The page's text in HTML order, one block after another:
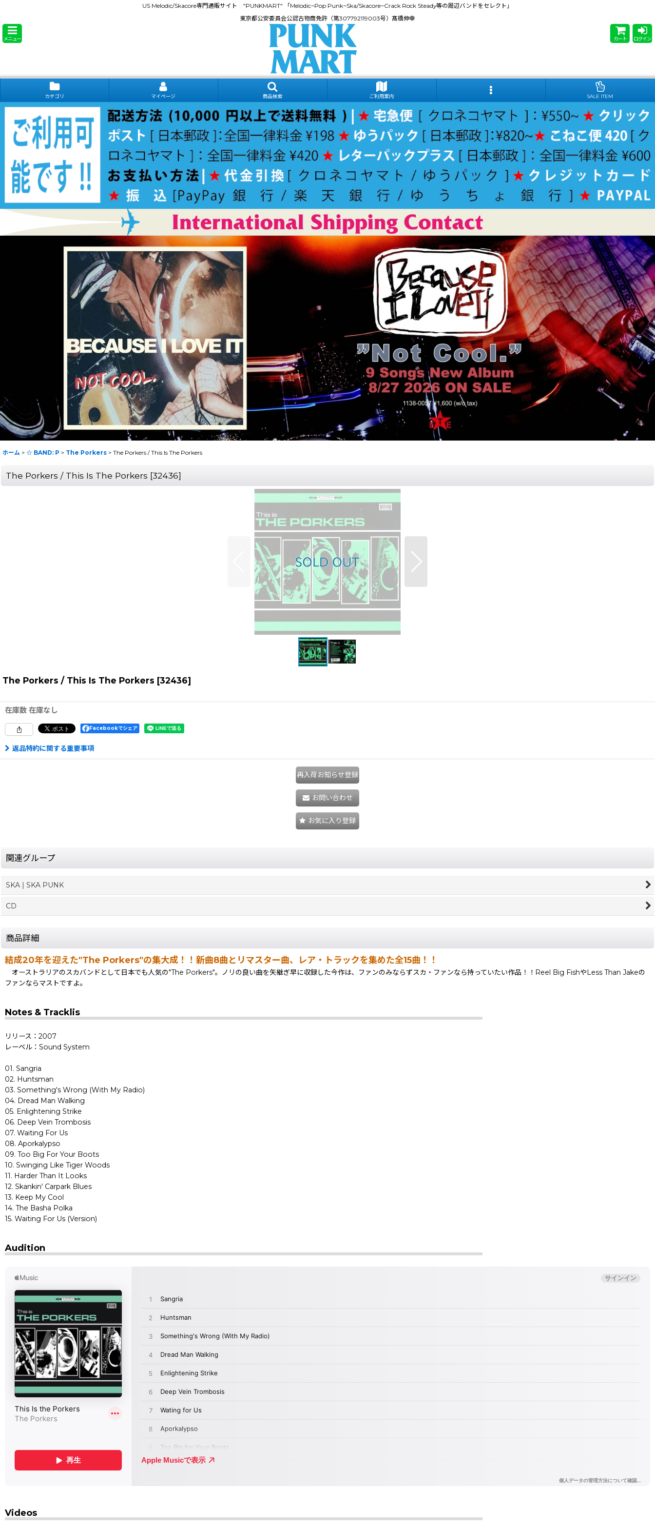
US Melodic/Skacore専門通販サイト "PUNKMART" 「Melodic~Pop Punk~Ska/Skacore~Crack Rock Steady等の周辺バンドをセレクト」
東京都公安委員会公認古物商免許（第307792119003号）髙橋伸幸
メニュー カート ログイン
カテゴリ マイページ 商品検索 ご利用案内 SALE ITEM
ホーム > ☆ BAND: P > The Porkers > The Porkers / This Is The Porkers
The Porkers / This Is The Porkers [32436]
The Porkers / This Is The Porkers [32436]
在庫数 在庫なし
Facebookでシェア
返品特約に関する重要事項
再入荷お知らせ登録
お問い合わせ
お気に入り登録
関連グループ
SKA | SKA PUNK
CD
商品詳細
結成20年を迎えた"The Porkers"の集大成！！新曲8曲とリマスター曲、レア・トラックを集めた全15曲！！
オーストラリアのスカバンドとして日本でも人気の"The Porkers"。ノリの良い曲を矢継ぎ早に収録した今作は、ファンのみならずスカ・ファンなら持っていたい作品！！Reel Big FishやLess Than Jakeの
ファンならマストですよ。
Notes & Tracklis
リリース：2007
レーベル：Sound System
01. Sangria
02. Huntsman
03. Something's Wrong (With My Radio)
04. Dread Man Walking
05. Enlightening Strike
06. Deep Vein Trombosis
07. Waiting For Us
08. Aporkalypso
09. Too Big For Your Boots
10. Swinging Like Tiger Woods
11. Harder Than It Looks
12. Skankin' Carpark Blues
13. Keep My Cool
14. The Basha Polka
15. Waiting For Us (Version)
Audition
Videos